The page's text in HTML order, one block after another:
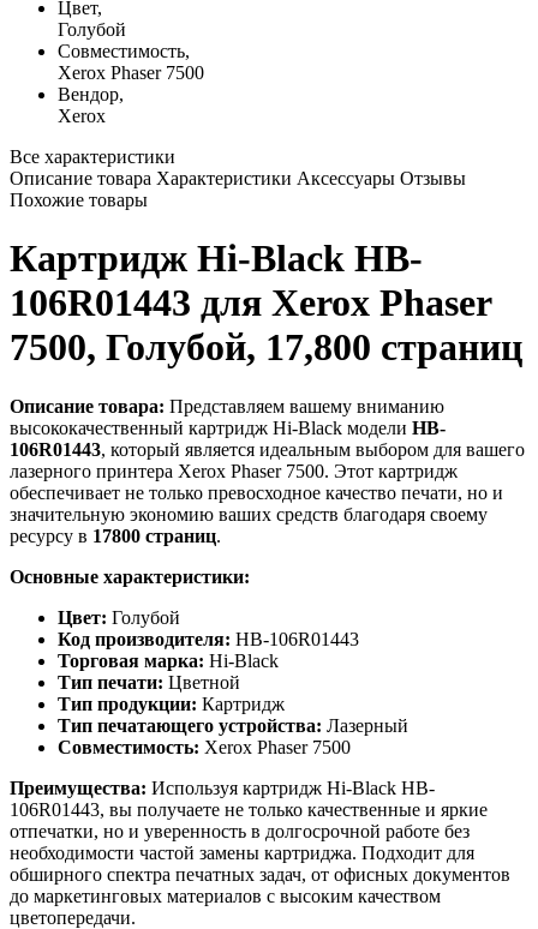
Цвет,
Голубой
Совместимость,
Xerox Phaser 7500
Вендор,
Xerox
Все характеристики
Описание товара Характеристики Аксессуары Отзывы
Похожие товары
Картридж Hi-Black HB-
106R01443 для Xerox Phaser
7500, Голубой, 17,800 страниц
Описание товара: Представляем вашему вниманию
высококачественный картридж Hi-Black модели HB-
106R01443, который является идеальным выбором для вашего
лазерного принтера Xerox Phaser 7500. Этот картридж
обеспечивает не только превосходное качество печати, но и
значительную экономию ваших средств благодаря своему
ресурсу в 17800 страниц.
Основные характеристики:
Цвет: Голубой
Код производителя: HB-106R01443
Торговая марка: Hi-Black
Тип печати: Цветной
Тип продукции: Картридж
Тип печатающего устройства: Лазерный
Совместимость: Xerox Phaser 7500
Преимущества: Используя картридж Hi-Black HB-
106R01443, вы получаете не только качественные и яркие
отпечатки, но и уверенность в долгосрочной работе без
необходимости частой замены картриджа. Подходит для
обширного спектра печатных задач, от офисных документов
до маркетинговых материалов с высоким качеством
цветопередачи.